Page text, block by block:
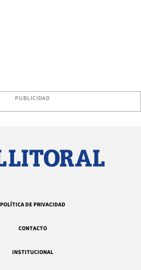
PUBLICIDAD
POLÍTICA DE PRIVACIDAD
CONTACTO
INSTITUCIONAL